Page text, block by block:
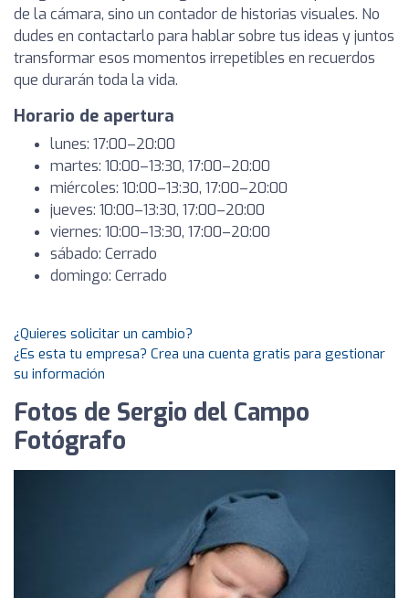
de la cámara, sino un contador de historias visuales. No
dudes en contactarlo para hablar sobre tus ideas y juntos
transformar esos momentos irrepetibles en recuerdos
que durarán toda la vida.
Horario de apertura
lunes: 17:00–20:00
martes: 10:00–13:30, 17:00–20:00
miércoles: 10:00–13:30, 17:00–20:00
jueves: 10:00–13:30, 17:00–20:00
viernes: 10:00–13:30, 17:00–20:00
sábado: Cerrado
domingo: Cerrado
¿Quieres solicitar un cambio?
¿Es esta tu empresa? Crea una cuenta gratis para gestionar
su información
Fotos de Sergio del Campo
Fotógrafo